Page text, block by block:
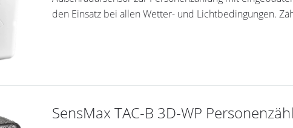
den Einsatz bei allen Wetter- und Lichtbedingungen.
SensMax TAC-B 3D-WP